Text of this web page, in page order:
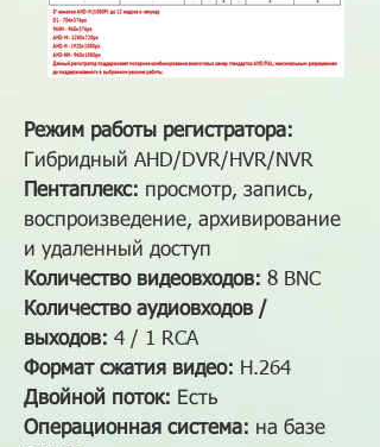
Режим работы регистратора:
Гибридный AHD/DVR/HVR/NVR
Пентаплекс: просмотр, запись,
воспроизведение, архивирование
и удаленный доступ
Количество видеовходов: 8 BNC
Количество аудиовходов /
выходов: 4 / 1 RCA
Формат сжатия видео: H.264
Двойной поток: Есть
Операционная система: на базе